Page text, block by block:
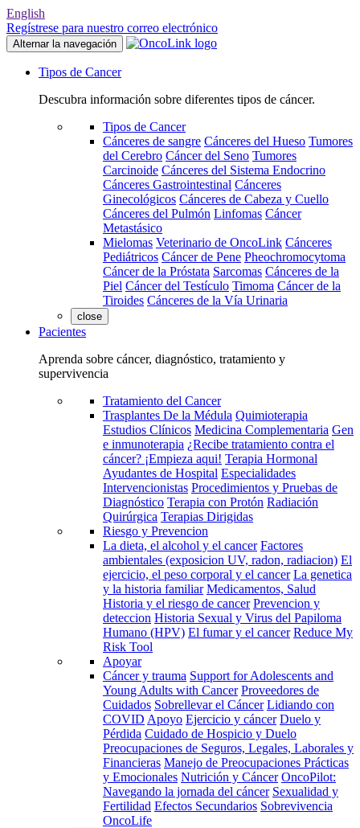
English
Regístrese para nuestro correo electrónico
Alternar la navegación
Tipos de Cancer
Descubra información sobre diferentes tipos de cáncer.
Tipos de Cancer
Cánceres de sangre Cánceres del Hueso Tumores
del Cerebro Cáncer del Seno Tumores
Carcinoide Cánceres del Sistema Endocrino
Cánceres Gastrointestinal Cánceres
Ginecológicos Cánceres de Cabeza y Cuello
Cánceres del Pulmón Linfomas Cáncer
Metastásico
Mielomas Veterinario de OncoLink Cánceres
Pediátricos Cáncer de Pene Pheochromocytoma
Cáncer de la Próstata Sarcomas Cánceres de la
Piel Cáncer del Testículo Timoma Cáncer de la
Tiroides Cánceres de la Vía Urinaria
close
Pacientes
Aprenda sobre cáncer, diagnóstico, tratamiento y
supervivencia
Tratamiento del Cancer
Trasplantes De la Médula Quimioterapia
Estudios Clínicos Medicina Complementaria Gen
e inmunoterapia ¿Recibe tratamiento contra el
cáncer? ¡Empieza aqui! Terapia Hormonal
Ayudantes de Hospital Especialidades
Intervencionistas Procedimientos y Pruebas de
Diagnóstico Terapia con Protón Radiación
Quirúrgica Terapias Dirigidas
Riesgo y Prevencion
La dieta, el alcohol y el cancer Factores
ambientales (exposicion UV, radon, radiacion) El
ejercicio, el peso corporal y el cancer La genetica
y la historia familiar Medicamentos, Salud
Historia y el riesgo de cancer Prevencion y
deteccion Historia Sexual y Virus del Papiloma
Humano (HPV) El fumar y el cancer Reduce My
Risk Tool
Apoyar
Cáncer y trauma Support for Adolescents and
Young Adults with Cancer Proveedores de
Cuidados Sobrellevar el Cáncer Lidiando con
COVID Apoyo Ejercicio y cáncer Duelo y
Pérdida Cuidado de Hospicio y Duelo
Preocupaciones de Seguros, Legales, Laborales y
Financieras Manejo de Preocupaciones Prácticas
y Emocionales Nutrición y Cáncer OncoPilot:
Navegando la jornada del cáncer Sexualidad y
Fertilidad Efectos Secundarios Sobrevivencia
OncoLife